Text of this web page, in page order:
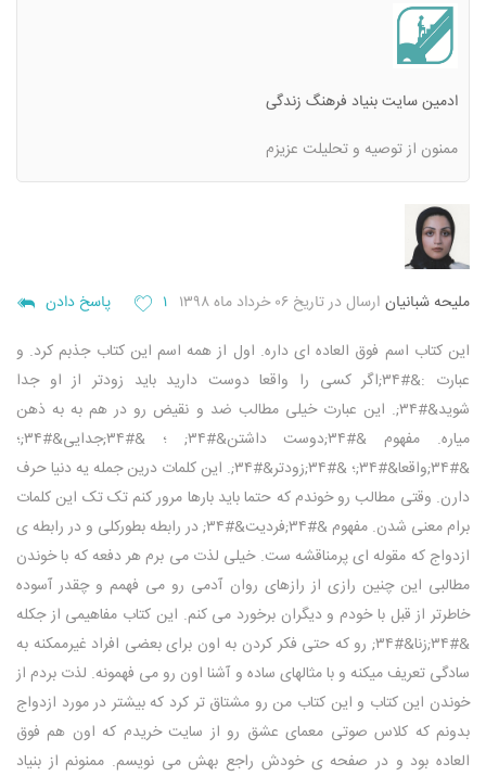
ادمین سایت بنیاد فرهنگ زندگی
ممنون از توصیه و تحلیلت عزیزم
ملیحه شبانیان ارسال در تاریخ ۰۶ خرداد ماه ۱۳۹۸ ۱ پاسخ دادن
این کتاب اسم فوق العاده ای داره. اول از همه اسم این کتاب جذبم کرد. و
عبارت :&#۳۴;اگر کسی را واقعا دوست دارید باید زودتر از او جدا
شوید&#۳۴;. این عبارت خیلی مطالب ضد و نقیض رو در هم به به ذهن
میاره. مفهوم &#۳۴;دوست داشتن&#۳۴; ؛ &#۳۴;جدایی&#۳۴;؛
&#۳۴;واقعا&#۳۴;؛ &#۳۴;زودتر&#۳۴;. این کلمات درین جمله یه دنیا حرف
دارن. وقتی مطالب رو خوندم که حتما باید بارها مرور کنم تک تک این کلمات
برام معنی شدن. مفهوم &#۳۴;فردیت&#۳۴; در رابطه بطورکلی و در رابطه ی
ازدواج که مقوله ای پرمناقشه ست. خیلی لذت می برم هر دفعه که با خوندن
مطالبی این چنین رازی از رازهای روان آدمی رو می فهمم و چقدر آسوده
خاطرتر از قبل با خودم و دیگران برخورد می کنم. این کتاب مفاهیمی از جکله
&#۳۴;زنا&#۳۴; رو که حتی فکر کردن به اون برای بعضی افراد غیرممکنه به
سادگی تعریف میکنه و با مثالهای ساده و آشنا اون رو می فهمونه. لذت بردم از
خوندن این کتاب و این کتاب من رو مشتاق تر کرد که بیشتر در مورد ازدواج
بدونم که کلاس صوتی معمای عشق رو از سایت خریدم که اون هم فوق
العاده بود و در صفحه ی خودش راجع بهش می نویسم. ممنونم از بنیاد